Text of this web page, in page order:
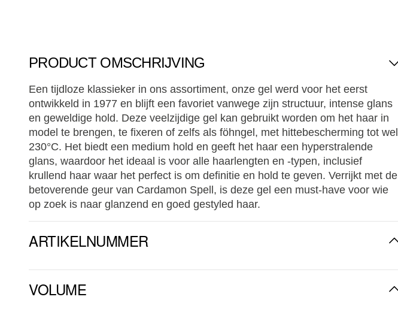
PRODUCT OMSCHRIJVING
Een tijdloze klassieker in ons assortiment, onze gel werd voor het eerst
ontwikkeld in 1977 en blijft een favoriet vanwege zijn structuur, intense glans
en geweldige hold. Deze veelzijdige gel kan gebruikt worden om het haar in
model te brengen, te fixeren of zelfs als föhngel, met hittebescherming tot wel
230°C. Het biedt een medium hold en geeft het haar een hyperstralende
glans, waardoor het ideaal is voor alle haarlengten en -typen, inclusief
krullend haar waar het perfect is om definitie en hold te geven. Verrijkt met de
betoverende geur van Cardamon Spell, is deze gel een must-have voor wie
op zoek is naar glanzend en goed gestyled haar.
ARTIKELNUMMER
VOLUME